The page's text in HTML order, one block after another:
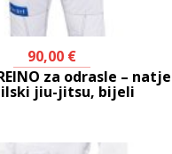
90,00 €
za odrasle –
jiu-jitsu, bijeli